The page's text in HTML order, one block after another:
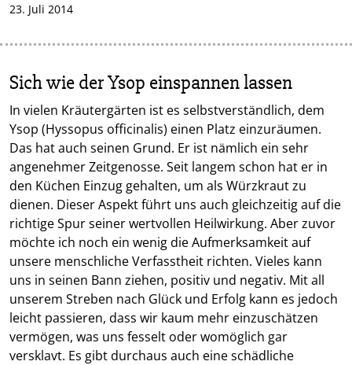
23. Juli 2014
Sich wie der Ysop einspannen lassen
In vielen Kräutergärten ist es selbstverständlich, dem
Ysop (Hyssopus officinalis) einen Platz einzuräumen.
Das hat auch seinen Grund. Er ist nämlich ein sehr
angenehmer Zeitgenosse. Seit langem schon hat er in
den Küchen Einzug gehalten, um als Würzkraut zu
dienen. Dieser Aspekt führt uns auch gleichzeitig auf die
richtige Spur seiner wertvollen Heilwirkung. Aber zuvor
möchte ich noch ein wenig die Aufmerksamkeit auf
unsere menschliche Verfasstheit richten. Vieles kann
uns in seinen Bann ziehen, positiv und negativ. Mit all
unserem Streben nach Glück und Erfolg kann es jedoch
leicht passieren, dass wir kaum mehr einzuschätzen
vermögen, was uns fesselt oder womöglich gar
versklavt. Es gibt durchaus auch eine schädliche